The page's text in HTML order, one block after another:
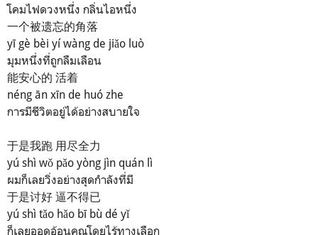
โคมไฟดวงหนึ่ง กลิ่นไอหนึ่ง
一个被遗忘的角落
yī gè bèi yí wàng de jiǎo luò
มุมหนึ่งที่ถูกลืมเลือน
能安心的 活着
néng ān xīn de huó zhe
การมีชีวิตอยู่ได้อย่างสบายใจ
于是我跑 用尽全力
yú shì wǒ pǎo yòng jìn quán lì
ผมก็เลยวิ่งอย่างสุดกำลังที่มี
于是讨好 逼不得已
yú shì tǎo hǎo bī bù dé yǐ
ก็เลยออดอ้อนคุณโดยไร้ทางเลือก